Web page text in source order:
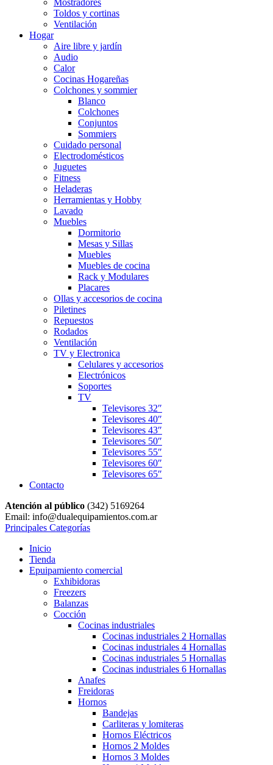
Mostradores
Toldos y cortinas
Ventilación
Hogar
Aire libre y jardín
Audio
Calor
Cocinas Hogareñas
Colchones y sommier
Blanco
Colchones
Conjuntos
Sommiers
Cuidado personal
Electrodomésticos
Juguetes
Fitness
Heladeras
Herramientas y Hobby
Lavado
Muebles
Dormitorio
Mesas y Sillas
Muebles
Muebles de cocina
Rack y Modulares
Placares
Ollas y accesorios de cocina
Piletines
Repuestos
Rodados
Ventilación
TV y Electronica
Celulares y accesorios
Electrónicos
Soportes
TV
Televisores 32″
Televisores 40″
Televisores 43″
Televisores 50″
Televisores 55″
Televisores 60″
Televisores 65″
Contacto
Atención al público (342) 5169264
Email: info@dualequipamientos.com.ar
Principales Categorías
Inicio
Tienda
Epuipamiento comercial
Exhibidoras
Freezers
Balanzas
Cocción
Cocinas industriales
Cocinas industriales 2 Hornallas
Cocinas industriales 4 Hornallas
Cocinas industriales 5 Hornallas
Cocinas industriales 6 Hornallas
Anafes
Freidoras
Hornos
Bandejas
Carliteras y lomiteras
Hornos Eléctricos
Hornos 2 Moldes
Hornos 3 Moldes